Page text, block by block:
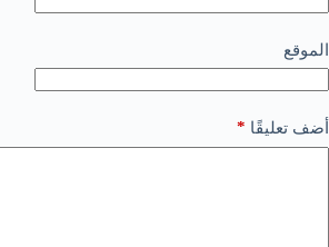
الموقع
أضف تعليقًا *